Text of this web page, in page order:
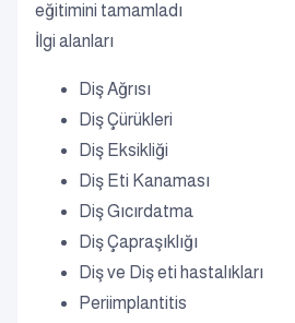
eğitimini tamamladı
İlgi alanları
Diş Ağrısı
Diş Çürükleri
Diş Eksikliği
Diş Eti Kanaması
Diş Gıcırdatma
Diş Çapraşıklığı
Diş ve Diş eti hastalıkları
Periimplantitis